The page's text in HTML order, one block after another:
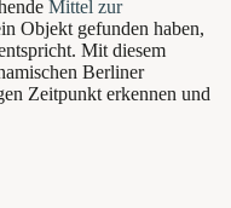
Mittel zur
Objekt gefunden haben,
Mit diesem
Berliner
Zeitpunkt erkennen und